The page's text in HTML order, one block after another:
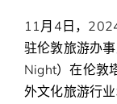
11月4日，
驻伦敦旅游办
Night）在伦敦
外文化旅游行